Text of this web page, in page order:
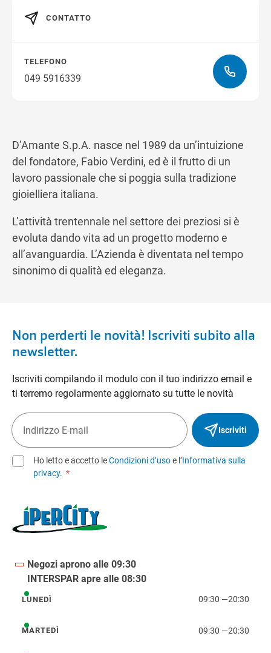
D’Amante S.p.A. nasce nel 1989 da un’intuizione
del fondatore, Fabio Verdini, ed è il frutto di un
lavoro passionale che si poggia sulla tradizione
gioielliera italiana.
L’attività trentennale nel settore dei preziosi si è
evoluta dando vita ad un progetto moderno e
all’avanguardia. L’Azienda è diventata nel tempo
sinonimo di qualità ed eleganza.
CONTATTO
TELEFONO
049 5916339
Non perderti le novità! Iscriviti subito alla
newsletter.
Iscriviti compilando il modulo con il tuo indirizzo email e
ti terremo regolarmente aggiornato su tutte le novità
Iscriviti
Ho letto e accetto leCondizioni d’usoe l’Informativa sulla
privacy. *
Negozi aprono alle 09:30
INTERSPAR apre alle 08:30
lunedì
LUNEDÌ 09:30 —20:30
martedì
MARTEDÌ 09:30 —20:30